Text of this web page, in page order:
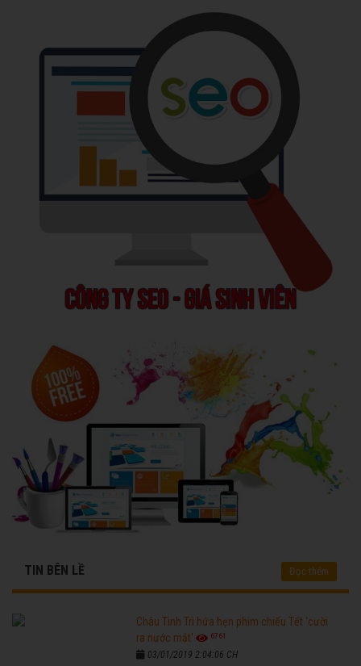
TIN BÊN LỀ Đọc thêm
Châu Tinh Trì hứa hẹn phim chiếu Tết 'cười
ra nước mắt'
6761
03/01/2019 2:04:06 CH